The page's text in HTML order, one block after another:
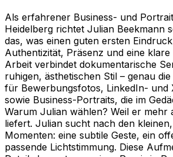
Als erfahrener Business- und
Heidelberg richtet Julian Beekmann
das, was einen guten ersten
Authentizität, Präsenz und eine klare
Arbeit verbindet dokumentarische
ruhigen, ästhetischen Stil – genau
für Bewerbungsfotos, LinkedIn- und
sowie Business-Portraits, die im
Warum Julian wählen? Weil er mehr
liefert. Julian sucht nach den
Momenten: eine subtile Geste, ein
passende Lichtstimmung. Diese